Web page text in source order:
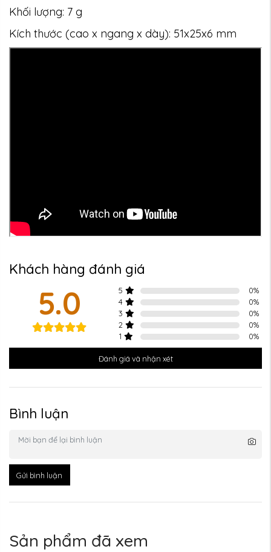
Khối lượng: 7 g
Kích thước (cao x ngang x dày): 51x25x6 mm
Khách hàng đánh giá
5.0 5 0%
4
0%
3
0%
2
0%
1
0%
Đánh giá và nhận xét
Bình luận
Gửi bình luận
Sản phẩm đã xem